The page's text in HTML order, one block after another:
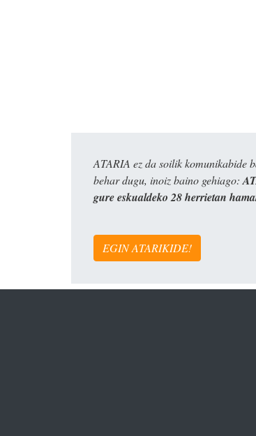
ATARIA ez da soilik komunikabide
behar dugu, inoiz baino gehiago:
gure eskualdeko 28 herrietan
EGIN ATARIKIDE!